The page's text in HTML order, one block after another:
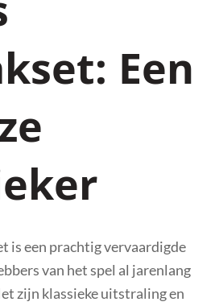
Een
is een prachtig vervaardigde
van het spel al jarenlang
zijn klassieke uitstraling en